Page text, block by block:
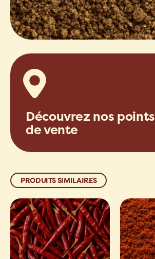
Découvrez nos points
de vente
PRODUITS SIMILAIRES